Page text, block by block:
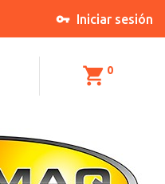
Iniciar sesión
0